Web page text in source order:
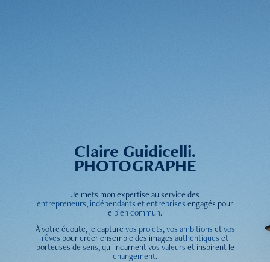
Claire Guidicelli.
PHOTOGRAPHE
Je mets mon expertise au service des
entrepreneurs, indépendants etentreprises engagés pour
le bien commun.
À votre écoute, je capture vos projets,vos ambitions etvos
rêves pour créer ensemble des images authentiques et
porteuses de sens, qui incarnent vosvaleurs et inspirent le
changement.